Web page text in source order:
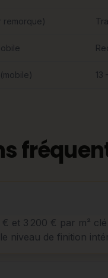
remorque)
(mobile) 13
et 3 200 € par m²
niveau de finition